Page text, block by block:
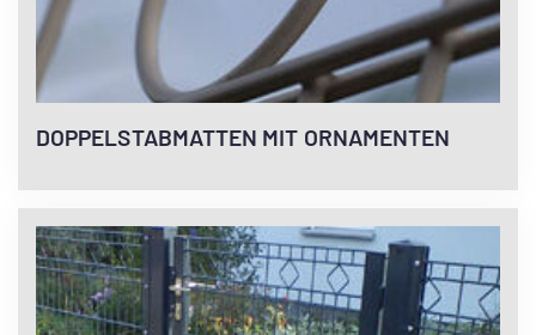
DOPPELSTABMATTEN MIT ORNAMENTEN